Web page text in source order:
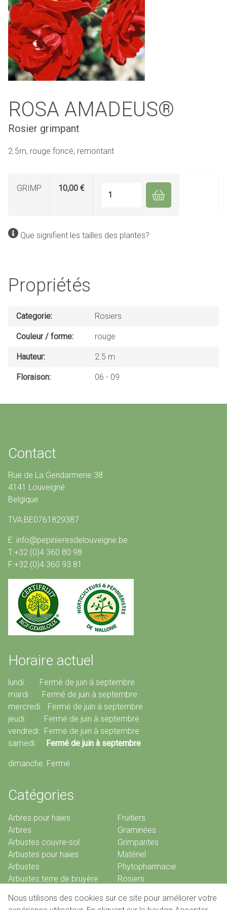
ROSA AMADEUS®
Rosier grimpant
2.5m, rouge foncé, remontant
GRIMP 10,00 €
Que signifient les tailles des plantes?
Propriétés
Categorie Rosiers
Couleur / forme rouge
Hauteur 2.5 m
Floraison 06 09
Contact
Rue de La Gendarmerie 38
4141 Louveigné
Belgique
TVA:BE0761829387
E: info@pepinieresdelouveigne.be
T:+32 (0)4 360 80 98
F:+32 (0)4 360 93 81
Horaire actuel
lundi: Fermé de juin à septembre
mardi : Fermé de juin à septembre
mercredi: Fermé de juin à septembre
jeudi: Fermé de juin à septembre
vendredi: Fermé de juin à septembre
samedi:
Fermé de juin à septembre
dimanche: Fermé
Catégories
Arbres pour haies
Arbres
Arbustes couvre-sol
Arbustes pour haies
Arbustes
Arbustes terre de bruyère
Conifères
Fruitiers
Graminées
Grimpantes
Matériel
Phytopharmacie
Rosiers
Nous utilisons des cookies sur ce site pour améliorer votre